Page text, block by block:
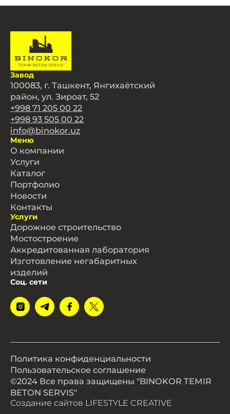
Завод
100083, г. Ташкент, Янгихаётский
район, ул. Зироат, 52
+998 71 205 00 22
+998 93 505 00 22
info@binokor.uz
Меню
О компании
Услуги
Каталог
Портфолио
Новости
Контакты
Услуги
Дорожное строительство
Мостостроение
Аккредитованная лаборатория
Изготовление негабаритных
изделий
Соц. сети
Политика конфиденциальности
Пользовательское соглашение
©2024 Все права защищены "BINOKOR TEMIR
BETON SERVIS"
Создание сайтов LIFESTYLE CREATIVE